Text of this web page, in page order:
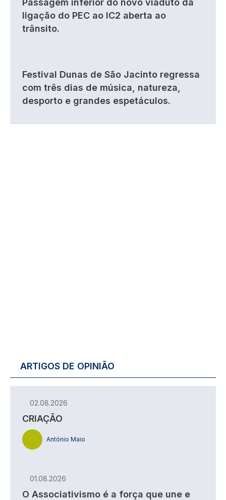
ligação do PEC ao IC2 aberta ao
trânsito.
Festival Dunas de São Jacinto regressa
com três dias de música, natureza,
desporto e grandes espetáculos.
ARTIGOS DE OPINIÃO
02.08.2026
CRIAÇÃO
António Maio
01.08.2026
O Associativismo é a força que une e